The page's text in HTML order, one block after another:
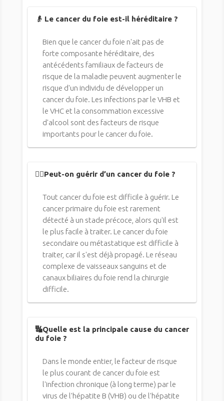
👴 Le cancer du foie est-il héréditaire ?
Bien que le cancer du foie n'ait pas de
forte composante héréditaire, des
antécédents familiaux de facteurs de
risque de la maladie peuvent augmenter le
risque d'un individu de développer un
cancer du foie. Les infections par le VHB et
le VHC et la consommation excessive
d'alcool sont des facteurs de risque
importants pour le cancer du foie.
👨‍⚕️Peut-on guérir d’un cancer du foie ?
Tout cancer du foie est difficile à guérir. Le
cancer primaire du foie est rarement
détecté à un stade précoce, alors qu'il est
le plus facile à traiter. Le cancer du foie
secondaire ou métastatique est difficile à
traiter, car il s'est déjà propagé. Le réseau
complexe de vaisseaux sanguins et de
canaux biliaires du foie rend la chirurgie
difficile.
🔣Quelle est la principale cause du cancer
du foie ?
Dans le monde entier, le facteur de risque
le plus courant de cancer du foie est
l'infection chronique (à long terme) par le
virus de l'hépatite B (VHB) ou de l'hépatite